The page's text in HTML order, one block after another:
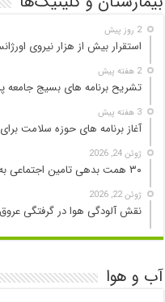
2 روز پیش
استقرار بیش از هزار نیروی
2 هفته پیش
تشریح برنامه های بسیج جامعه
3 هفته پیش
آغاز برنامه های حوزه سلامت
ژوئن 24, 2026
۳۰ همت بدهی تامین اجتماعی به وزارت بهداشت
ژوئن 22, 2026
نقش آلودگی هوا در گرفتگی
آب و هوا